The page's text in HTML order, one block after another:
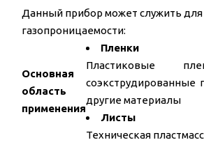
Данный прибор может служить
газопроницаемости:
Основная
область
применения
Пленки
Пластиковые
другие материалы
Листы
Техническая